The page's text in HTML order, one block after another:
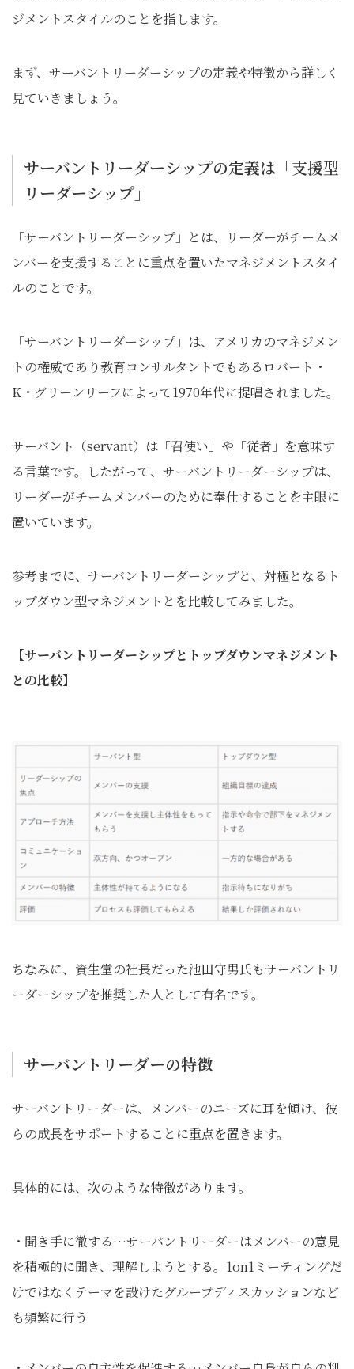
ジメントスタイルのことを指します。
まず、サーバントリーダーシップの定義や特徴から詳しく
見ていきましょう。
サーバントリーダーシップの定義は「支援型
リーダーシップ」
「サーバントリーダーシップ」とは、リーダーがチームメ
ンバーを支援することに重点を置いたマネジメントスタイ
ルのことです。
「サーバントリーダーシップ」は、アメリカのマネジメン
トの権威であり教育コンサルタントでもあるロバート・
K・グリーンリーフによって1970年代に提唱されました。
サーバント（servant）は「召使い」や「従者」を意味す
る言葉です。したがって、サーバントリーダーシップは、
リーダーがチームメンバーのために奉仕することを主眼に
置いています。
参考までに、サーバントリーダーシップと、対極となるト
ップダウン型マネジメントとを比較してみました。
【サーバントリーダーシップとトップダウンマネジメント
との比較】
ちなみに、資生堂の社長だった池田守男氏もサーバントリ
ーダーシップを推奨した人として有名です。
サーバントリーダーの特徴
サーバントリーダーは、メンバーのニーズに耳を傾け、彼
らの成長をサポートすることに重点を置きます。
具体的には、次のような特徴があります。
・聞き手に徹する…サーバントリーダーはメンバーの意見
を積極的に聞き、理解しようとする。1on1ミーティングだ
けではなくテーマを設けたグループディスカッションなど
も頻繁に行う